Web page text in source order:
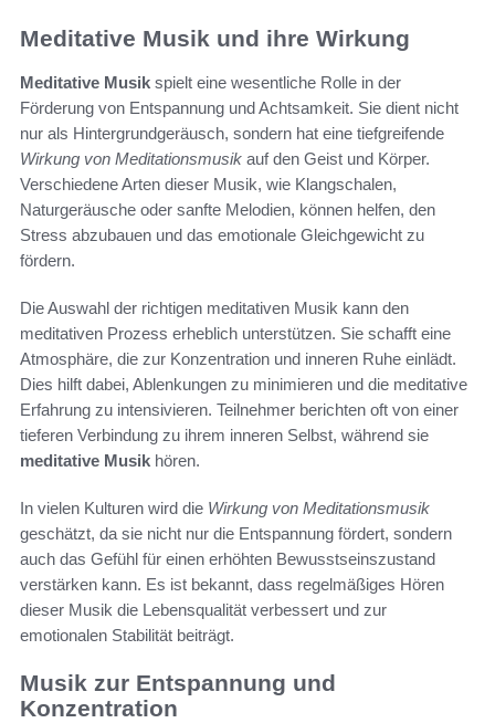
Meditative Musik und ihre Wirkung
Meditative Musik spielt eine wesentliche Rolle in der
Förderung von Entspannung und Achtsamkeit. Sie dient nicht
nur als Hintergrundgeräusch, sondern hat eine tiefgreifende
Wirkung von Meditationsmusik auf den Geist und Körper.
Verschiedene Arten dieser Musik, wie Klangschalen,
Naturgeräusche oder sanfte Melodien, können helfen, den
Stress abzubauen und das emotionale Gleichgewicht zu
fördern.
Die Auswahl der richtigen meditativen Musik kann den
meditativen Prozess erheblich unterstützen. Sie schafft eine
Atmosphäre, die zur Konzentration und inneren Ruhe einlädt.
Dies hilft dabei, Ablenkungen zu minimieren und die meditative
Erfahrung zu intensivieren. Teilnehmer berichten oft von einer
tieferen Verbindung zu ihrem inneren Selbst, während sie
meditative Musik hören.
In vielen Kulturen wird die Wirkung von Meditationsmusik
geschätzt, da sie nicht nur die Entspannung fördert, sondern
auch das Gefühl für einen erhöhten Bewusstseinszustand
verstärken kann. Es ist bekannt, dass regelmäßiges Hören
dieser Musik die Lebensqualität verbessert und zur
emotionalen Stabilität beiträgt.
Musik zur Entspannung und
Konzentration